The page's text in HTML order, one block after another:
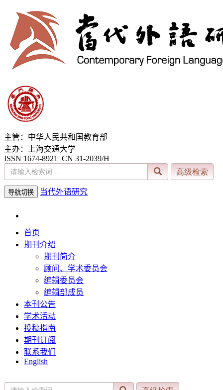
主管：中华人民共和国教育部
主办：上海交通大学
ISSN 1674-8921 CN 31-2039/H
导航切换 当代外语研究
首页
期刊介绍
期刊简介
顾问、学术委员会
编辑委员会
编辑部成员
本刊公告
学术活动
投稿指南
期刊订阅
联系我们
English